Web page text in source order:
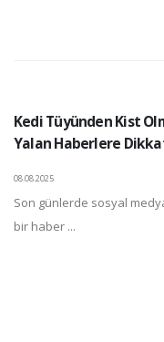
Kedi Tüyünden Kist
Yalan Haberlere
08.08.2025
Son günlerde sosyal
bir haber ...